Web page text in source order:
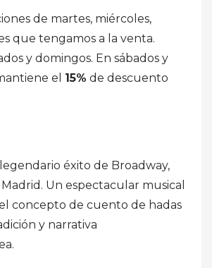
de martes, miércoles,
que tengamos a la venta.
y domingos. En sábados y
el 15% de descuento
éxito de Broadway,
Madrid. Un espectacular musical
concepto de cuento de hadas
y narrativa